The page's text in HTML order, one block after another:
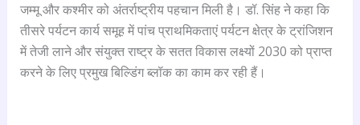
जम्मू और कश्मीर को अंतर्राष्ट्रीय पहचान मिली है। डॉ. सिंह ने कहा कि
तीसरे पर्यटन कार्य समूह में पांच प्राथमिकताएं पर्यटन क्षेत्र के ट्रांजिशन
में तेजी लाने और संयुक्त राष्ट्र के सतत विकास लक्ष्यों 2030 को प्राप्त
करने के लिए प्रमुख बिल्डिंग ब्लॉक का काम कर रही हैं।